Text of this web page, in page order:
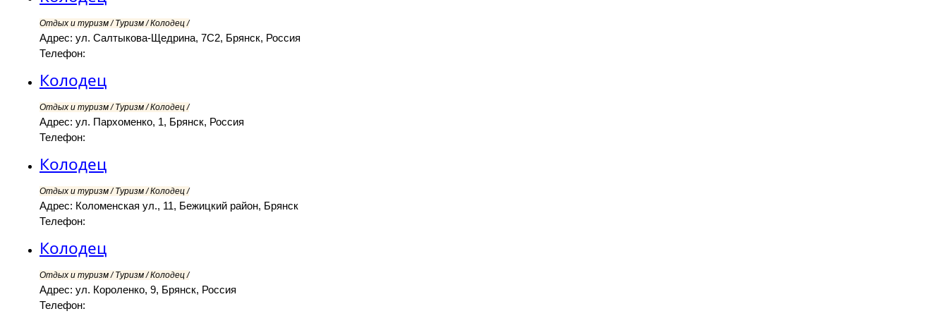
Отдых и туризм / Туризм / Колодец /
Адрес: ул. Салтыкова-Щедрина, 7С2, Брянск, Россия
Телефон:
Колодец
Отдых и туризм / Туризм / Колодец /
Адрес: ул. Пархоменко, 1, Брянск, Россия
Телефон:
Колодец
Отдых и туризм / Туризм / Колодец /
Адрес: Коломенская ул., 11, Бежицкий район, Брянск
Телефон:
Колодец
Отдых и туризм / Туризм / Колодец /
Адрес: ул. Короленко, 9, Брянск, Россия
Телефон: